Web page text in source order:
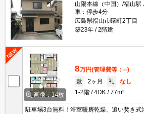
山陽本線（中国）/福山
車：停歩4分
広島県福山市曙町2丁目
築23年
2階建
画像：14枚
8万円(管理費等：--)
敷
2ヶ月 礼
なし
1-2階
4DK 77m²
駐車場3台無料！浴室暖房乾燥、追い焚き式